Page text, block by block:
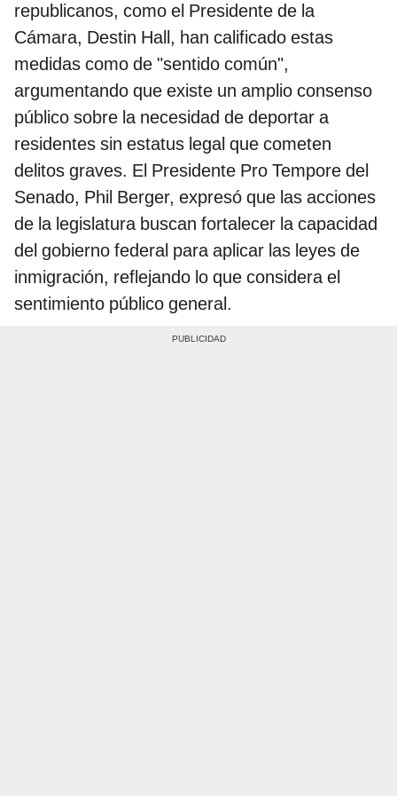
republicanos, como el Presidente de la
Cámara, Destin Hall, han calificado estas
medidas como de "sentido común",
argumentando que existe un amplio consenso
público sobre la necesidad de deportar a
residentes sin estatus legal que cometen
delitos graves. El Presidente Pro Tempore del
Senado, Phil Berger, expresó que las acciones
de la legislatura buscan fortalecer la capacidad
del gobierno federal para aplicar las leyes de
inmigración, reflejando lo que considera el
sentimiento público general.